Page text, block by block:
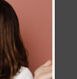
mit